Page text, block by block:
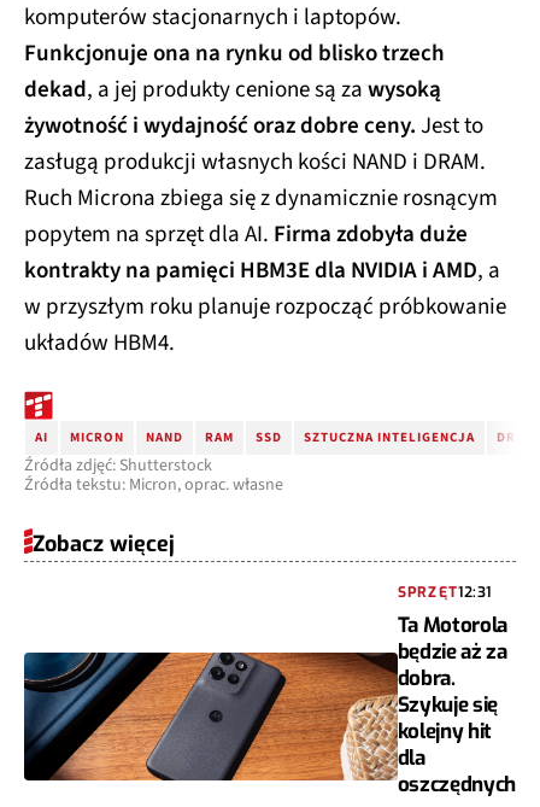
komputerów stacjonarnych i laptopów.
Funkcjonuje ona na rynku od blisko trzech
dekad, a jej produkty cenione są zawysoką
żywotność i wydajność oraz dobre ceny.Jest to
zasługą produkcji własnych kości NAND i DRAM.
Ruch Microna zbiega się z dynamicznie rosnącym
popytem na sprzęt dla AI. Firma zdobyła duże
kontrakty na pamięci HBM3E dla NVIDIA i AMD, a
w przyszłym roku planuje rozpocząć próbkowanie
układów HBM4.
AI MICRON NAND RAM SSD SZTUCZNA INTELIGENCJA DRAM
Źródła zdjęć: Shutterstock
Źródła tekstu: Micron, oprac. własne
Zobacz więcej
SPRZĘT12:31
Ta Motorola
będzie aż za
dobra.
Szykuje się
kolejny hit
dla
oszczędnych